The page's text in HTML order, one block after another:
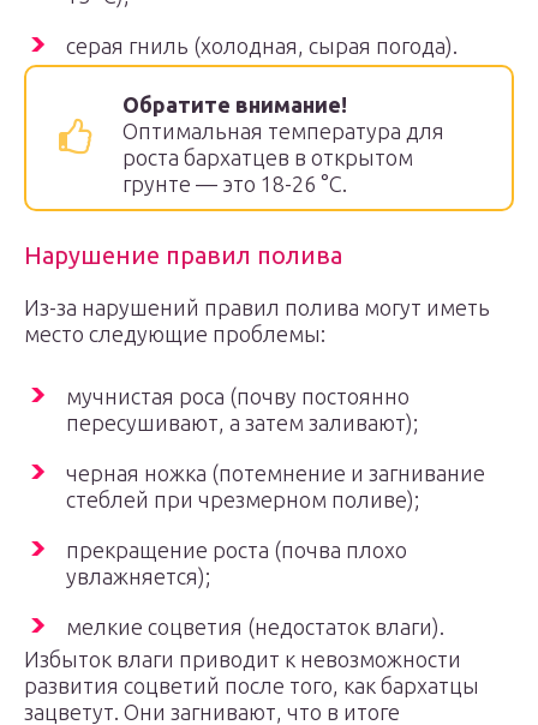
серая гниль (холодная, сырая погода).
Обратите внимание!
Оптимальная температура для
роста бархатцев в открытом
грунте — это 18-26 °С.
Нарушение правил полива
Из-за нарушений правил полива могут иметь
место следующие проблемы:
мучнистая роса (почву постоянно
пересушивают, а затем заливают);
черная ножка (потемнение и загнивание
стеблей при чрезмерном поливе);
прекращение роста (почва плохо
увлажняется);
мелкие соцветия (недостаток влаги).
Избыток влаги приводит к невозможности
развития соцветий после того, как бархатцы
зацветут. Они загнивают, что в итоге